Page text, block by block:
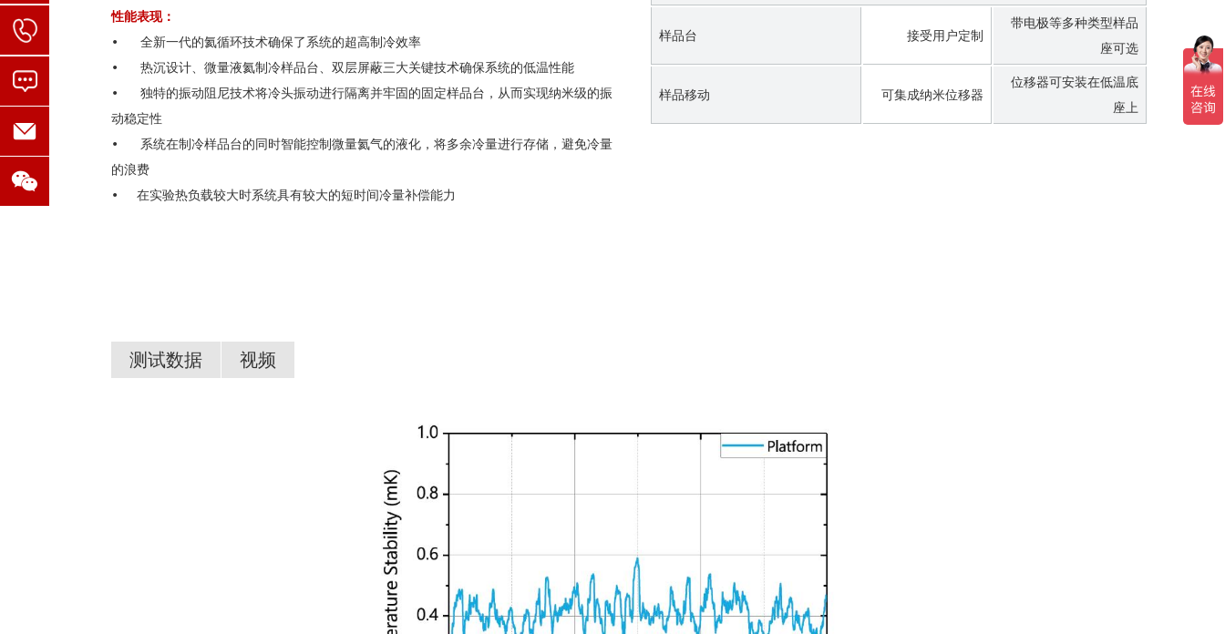
性能表现：
• 全新一代的氦循环技术确保了系统的超高制冷效率
• 热沉设计、微量液氦制冷样品台、双层屏蔽三大关键技术确保系统的低温性能
• 独特的振动阻尼技术将冷头振动进行隔离并牢固的固定样品台，从而实现纳米级的振
动稳定性
• 系统在制冷样品台的同时智能控制微量氦气的液化，将多余冷量进行存储，避免冷量
的浪费
• 在实验热负载较大时系统具有较大的短时间冷量补偿能力
样品台 接受用户定制
带电极等多种类型样品
座可选
样品移动 可集成纳米位移器
位移器可安装在低温底
座上
测试数据 视频